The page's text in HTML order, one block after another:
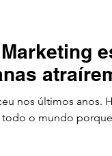
nos últimos anos.
o mundo porque